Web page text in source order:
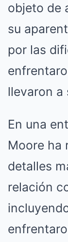
objeto de
su
por las
llevaron a
En una
Moore ha
detalles
relación